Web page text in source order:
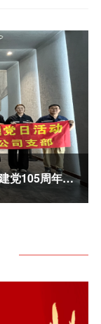
鲁控太仓党支部组织开展“迎七一、庆建党105周年”主题党日活动